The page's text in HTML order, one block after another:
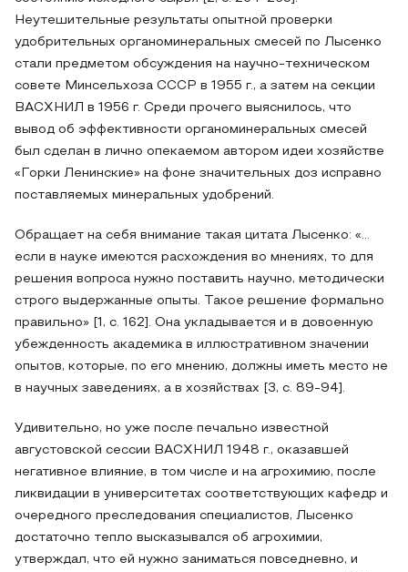
Неутешительные результаты опытной проверки
удобрительных органоминеральных смесей по Лысенко
стали предметом обсуждения на научно-техническом
совете Минсельхоза СССР в 1955 г., а затем на секции
ВАСХНИЛ в 1956 г. Среди прочего выяснилось, что
вывод об эффективности органоминеральных смесей
был сделан в лично опекаемом автором идеи хозяйстве
«Горки Ленинские» на фоне значительных доз исправно
поставляемых минеральных удобрений.
Обращает на себя внимание такая цитата Лысенко: «…
если в науке имеются расхождения во мнениях, то для
решения вопроса нужно поставить научно, методически
строго выдержанные опыты. Такое решение формально
правильно» [1, с. 162]. Она укладывается и в довоенную
убежденность академика в иллюстративном значении
опытов, которые, по его мнению, должны иметь место не
в научных заведениях, а в хозяйствах [3, с. 89-94].
Удивительно, но уже после печально известной
августовской сессии ВАСХНИЛ 1948 г., оказавшей
негативное влияние, в том числе и на агрохимию, после
ликвидации в университетах соответствующих кафедр и
очередного преследования специалистов, Лысенко
достаточно тепло высказывался об агрохимии,
утверждал, что ей нужно заниматься повседневно, и